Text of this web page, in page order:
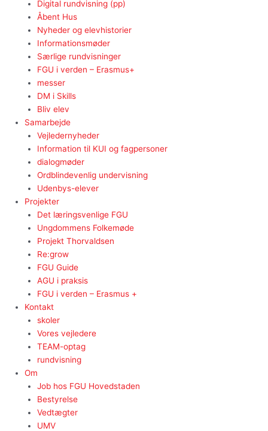
Digital rundvisning (pp)
Åbent Hus
Nyheder og elevhistorier
Informationsmøder
Særlige rundvisninger
FGU i verden – Erasmus+
messer
DM i Skills
Bliv elev
Samarbejde
Vejledernyheder
Information til KUI og fagpersoner
dialogmøder
Ordblindevenlig undervisning
Udenbys-elever
Projekter
Det læringsvenlige FGU
Ungdommens Folkemøde
Projekt Thorvaldsen
Re:grow
FGU Guide
AGU i praksis
FGU i verden – Erasmus +
Kontakt
skoler
Vores vejledere
TEAM-optag
rundvisning
Om
Job hos FGU Hovedstaden
Bestyrelse
Vedtægter
UMV